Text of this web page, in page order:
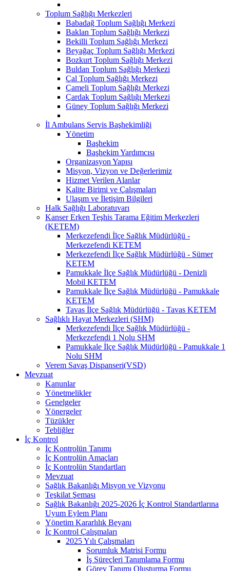
Toplum Sağlığı Merkezleri
Babadağ Toplum Sağlığı Merkezi
Baklan Toplum Sağlığı Merkezi
Bekilli Toplum Sağlığı Merkezi
Beyağaç Toplum Sağlığı Merkezi
Bozkurt Toplum Sağlığı Merkezi
Buldan Toplum Sağlığı Merkezi
Çal Toplum Sağlığı Merkezi
Çameli Toplum Sağlığı Merkezi
Çardak Toplum Sağlığı Merkezi
Güney Toplum Sağlığı Merkezi
İl Ambulans Servis Başhekimliği
Yönetim
Başhekim
Başhekim Yardımcısı
Organizasyon Yapısı
Misyon, Vizyon ve Değerlerimiz
Hizmet Verilen Alanlar
Kalite Birimi ve Çalışmaları
Ulaşım ve İletişim Bilgileri
Halk Sağlığı Laboratuvarı
Kanser Erken Teşhis Tarama Eğitim Merkezleri
(KETEM)
Merkezefendi İlçe Sağlık Müdürlüğü -
Merkezefendi KETEM
Merkezefendi İlçe Sağlık Müdürlüğü - Sümer
KETEM
Pamukkale İlçe Sağlık Müdürlüğü - Denizli
Mobil KETEM
Pamukkale İlçe Sağlık Müdürlüğü - Pamukkale
KETEM
Tavas İlçe Sağlık Müdürlüğü - Tavas KETEM
Sağlıklı Hayat Merkezleri (SHM)
Merkezefendi İlçe Sağlık Müdürlüğü -
Merkezefendi 1 Nolu SHM
Pamukkale İlçe Sağlık Müdürlüğü - Pamukkale 1
Nolu SHM
Verem Savaş Dispanseri(VSD)
Mevzuat
Kanunlar
Yönetmelikler
Genelgeler
Yönergeler
Tüzükler
Tebliğler
İç Kontrol
İç Kontrolün Tanımı
İç Kontrolün Amaçları
İç Kontrolün Standartları
Mevzuat
Sağlık Bakanlığı Misyon ve Vizyonu
Teşkilat Şeması
Sağlık Bakanlığı 2025-2026 İç Kontrol Standartlarına
Uyum Eylem Planı
Yönetim Kararlılık Beyanı
İç Kontrol Çalışmaları
2025 Yılı Çalışmaları
Sorumluk Matrisi Formu
İş Süreçleri Tanımlama Formu
Görev Tanımı Oluşturma Formu